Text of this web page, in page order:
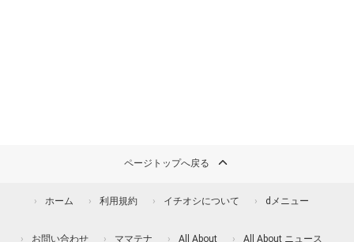
ページトップへ戻る
ホーム 利用規約 イチオシについて dメニュー
お問い合わせ ママテナ All About All About ニュース